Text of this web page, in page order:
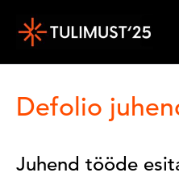
Sisesta märksõna
Defolio
Juhend tööde